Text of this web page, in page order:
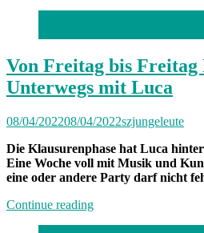
Von Freitag bis Freitag
Unterwegs mit Luca
08/04/202208/04/2022szjungeleute
Die Klausurenphase hat Luca
Eine Woche voll mit Musik und
eine oder andere Party darf nicht
Continue reading„Von